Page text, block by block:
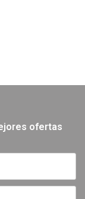
ofertas